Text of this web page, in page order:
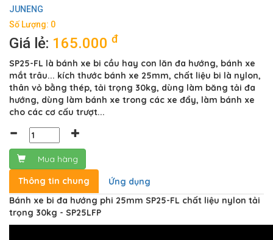
JUNENG
Số Lượng: 0
Giá lẻ: 165.000 đ
SP25-FL là bánh xe bi cầu hay con lăn đa hướng, bánh xe
mắt trâu... kích thước bánh xe 25mm, chất liệu bi là nylon,
thân vỏ bằng thép, tải trọng 30kg, dùng làm băng tải đa
hướng, dùng làm bánh xe trong các xe đẩy, làm bánh xe
cho các cơ cấu trượt...
Mua hàng
Thông tin chung
Ứng dụng
Bánh xe bi đa hướng phi 25mm SP25-FL chất liệu nylon tải
trọng 30kg - SP25LFP